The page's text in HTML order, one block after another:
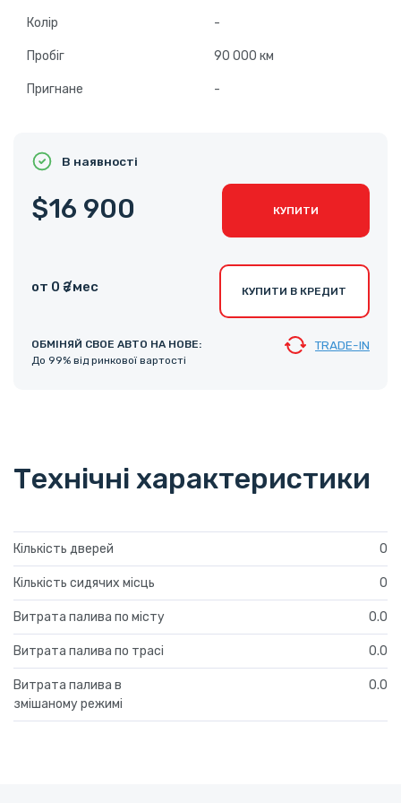
Колір -
Пробіг 90 000 км
Пригнане -
В наявності
$16 900 КУПИТИ
от 0 ₴ /мес КУПИТИ В КРЕДИТ
ОБМІНЯЙ СВОЕ АВТО НА НОВЕ:
До 99% від ринкової вартості
TRADE-IN
Технічні характеристики
Кількість дверей 0
Кількість сидячих місць 0
Витрата палива по місту 0.0
Витрата палива по трасі 0.0
Витрата палива в
змішаному режимі
0.0